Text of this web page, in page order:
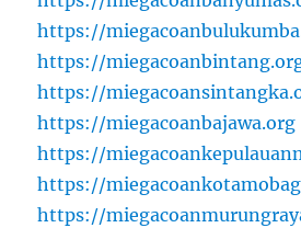
https://
https://
https://
https://miegacoanbajawa.org
https://
https://
https://